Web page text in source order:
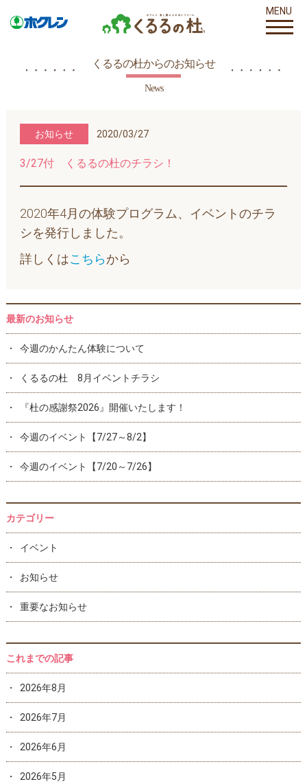
MENU
くるるの杜からのお知らせ
News
お知らせ 2020/03/27
3/27付 くるるの杜のチラシ！
2020年4月の体験プログラム、イベントのチラ
シを発行しました。
詳しくはこちらから
最新のお知らせ
今週のかんたん体験について
くるるの杜 8月イベントチラシ
『杜の感謝祭2026』開催いたします！
今週のイベント【7/27～8/2】
今週のイベント【7/20～7/26】
カテゴリー
イベント
お知らせ
重要なお知らせ
これまでの記事
2026年8月
2026年7月
2026年6月
2026年5月